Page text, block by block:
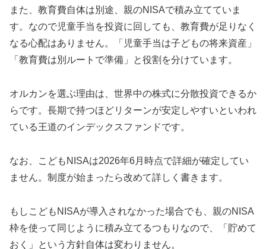
また、教育費自体は別途、親のNISAで積み立てていま
す。なので児童手当を投資に回しても、教育費が足りなく
なる心配はありません。「児童手当は子どもの将来資産」
「教育費は別ルートで準備」と役割を分けています。
オルカンを選ぶ理由は、世界中の株式に分散投資できるか
らです。長期で持つほどリターンが安定しやすいといわれ
ている王道のインデックスファンドです。
なお、こどもNISAは2026年6月時点で詳細が確定してい
ません。制度が始まったら改めて詳しく書きます。
もしこどもNISAが導入されなかった場合でも、親のNISA
枠を使って同じように積み立てるつもりなので、「貯めて
おく」という方針自体は変わりません。